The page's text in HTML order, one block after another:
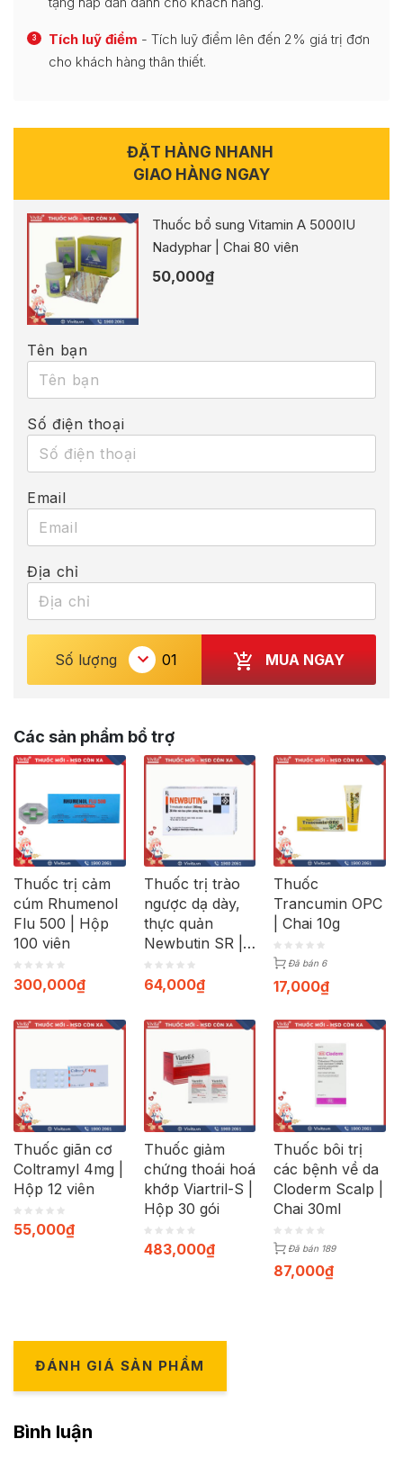
3 Tích luỹ điểm - Tích luỹ điểm lên đến 2% giá trị đơn
cho khách hàng thân thiết.
ĐẶT HÀNG NHANH
GIAO HÀNG NGAY
Thuốc bổ sung Vitamin A 5000IU
Nadyphar | Chai 80 viên
50,000₫
Tên bạn
Số điện thoại
Email
Địa chỉ
Số lượng MUA NGAY
Các sản phẩm bổ trợ
Thuốc trị cảm
cúm Rhumenol
Flu 500 | Hộp
100 viên
300,000₫
Thuốc trị trào
ngược dạ dày,
thực quản
Newbutin SR |
Hộp 30 viên
64,000₫
Thuốc
Trancumin OPC
| Chai 10g
Đã bán 6
17,000₫
Thuốc giãn cơ
Coltramyl 4mg |
Hộp 12 viên
55,000₫
Thuốc giảm
chứng thoái hoá
khớp Viartril-S |
Hộp 30 gói
483,000₫
Thuốc bôi trị
các bệnh về da
Cloderm Scalp |
Chai 30ml
Đã bán 189
87,000₫
ĐÁNH GIÁ SẢN PHẨM
Bình luận